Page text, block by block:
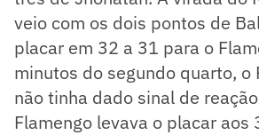
veio com os dois pontos de
placar em 32 a 31 para o
minutos do segundo quarto, o
não tinha dado sinal de
Flamengo levava o placar aos